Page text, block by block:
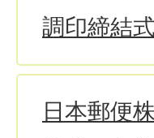
調印締結
日本郵便